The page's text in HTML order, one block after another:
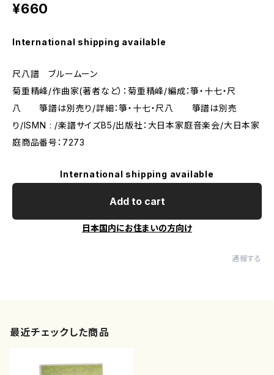
¥660
International shipping available
尺八譜 ブルームーン
菊重精峰/作曲家(著者など）：菊重精峰/編成：箏・十七・尺
八 箏譜は別売り/詳細：箏・十七・尺八 箏譜は別売
り/ISMN : /楽譜サイズB5/出版社：大日本家庭音楽会/大日本家
庭商品番号：7273
International shipping available
Add to cart
日本国内にお住まいの方向け
通報する
最近チェックした商品